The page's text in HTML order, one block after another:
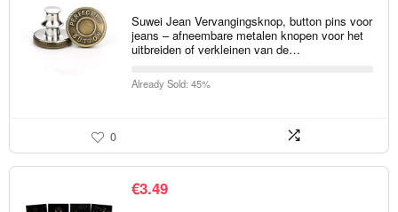
Suwei Jean Vervangingsknop, button pins voor
jeans – afneembare metalen knopen voor het
uitbreiden of verkleinen van de…
Already Sold: 45%
0
€3.49